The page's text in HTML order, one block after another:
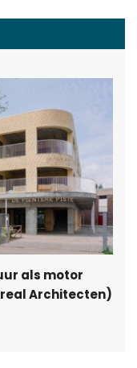
als motor
Architecten)